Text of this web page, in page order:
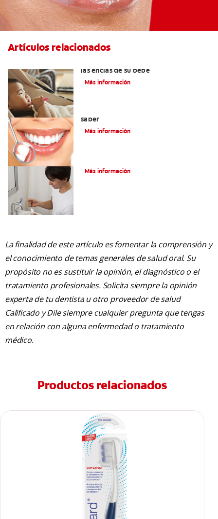
Artículos relacionados
las encías de su bebé
Más información
saber
Más información
Más información
La finalidad de este artículo es fomentar la comprensión y
el conocimiento de temas generales de salud oral. Su
propósito no es sustituir la opinión, el diagnóstico o el
tratamiento profesionales. Solicita siempre la opinión
experta de tu dentista u otro proveedor de salud
Calificado y Dile siempre cualquier pregunta que tengas
en relación con alguna enfermedad o tratamiento
médico.
Productos relacionados